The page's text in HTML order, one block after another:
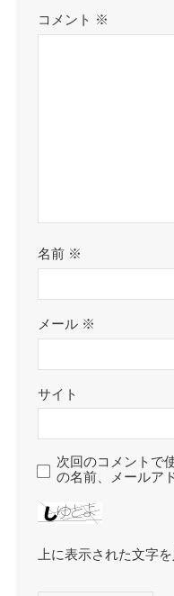
コメント ※
名前 ※
メール ※
サイト
次回のコメントで
の名前、メールア
上に表示された文字を